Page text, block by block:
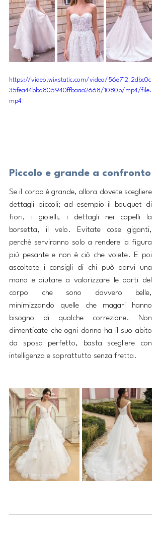
https://video.wixstatic.com/video/56e712_2dbc0c
35fea44bbd805940ffbaaa2668/1080p/mp4/file.
mp4
Piccolo e grande a confronto
Se il corpo è grande, allora dovete scegliere
dettagli piccoli; ad esempio il bouquet di
fiori, i gioielli, i dettagli nei capelli la
borsetta, il velo. Evitate cose giganti,
perchè serviranno solo a rendere la figura
piú pesante e non è ciò che volete. E poi
ascoltate i consigli di chi può darvi una
mano e aiutare a valorizzare le parti del
corpo che sono davvero belle,
minimizzando quelle che magari hanno
bisogno di qualche correzione. Non
dimenticate che ogni donna ha il suo abito
da sposa perfetto, basta scegliere con
intelligenza e soprattutto senza fretta.